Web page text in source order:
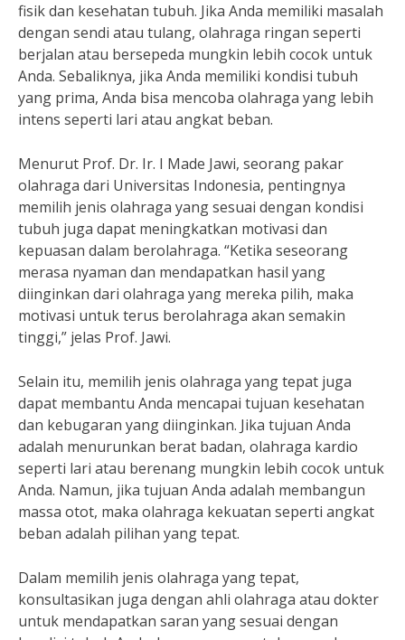
fisik dan kesehatan tubuh. Jika Anda memiliki masalah
dengan sendi atau tulang, olahraga ringan seperti
berjalan atau bersepeda mungkin lebih cocok untuk
Anda. Sebaliknya, jika Anda memiliki kondisi tubuh
yang prima, Anda bisa mencoba olahraga yang lebih
intens seperti lari atau angkat beban.
Menurut Prof. Dr. Ir. I Made Jawi, seorang pakar
olahraga dari Universitas Indonesia, pentingnya
memilih jenis olahraga yang sesuai dengan kondisi
tubuh juga dapat meningkatkan motivasi dan
kepuasan dalam berolahraga. “Ketika seseorang
merasa nyaman dan mendapatkan hasil yang
diinginkan dari olahraga yang mereka pilih, maka
motivasi untuk terus berolahraga akan semakin
tinggi,” jelas Prof. Jawi.
Selain itu, memilih jenis olahraga yang tepat juga
dapat membantu Anda mencapai tujuan kesehatan
dan kebugaran yang diinginkan. Jika tujuan Anda
adalah menurunkan berat badan, olahraga kardio
seperti lari atau berenang mungkin lebih cocok untuk
Anda. Namun, jika tujuan Anda adalah membangun
massa otot, maka olahraga kekuatan seperti angkat
beban adalah pilihan yang tepat.
Dalam memilih jenis olahraga yang tepat,
konsultasikan juga dengan ahli olahraga atau dokter
untuk mendapatkan saran yang sesuai dengan